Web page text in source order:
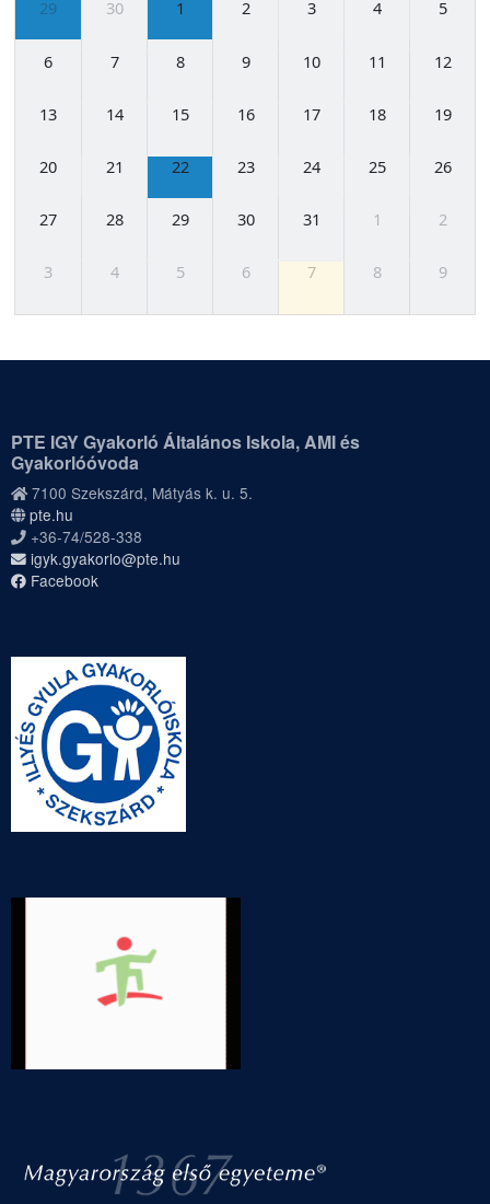
29 30 1 2 3 4 5
6 7 8 9 10 11 12
13 14 15 16 17 18 19
20 21 22 23 24 25 26
27 28 29 30 31 1 2
3 4 5 6 7 8 9
PTE IGY Gyakorló Általános Iskola, AMI és
Gyakorlóóvoda
7100 Szekszárd, Mátyás k. u. 5.
pte.hu
+36-74/528-338
igyk.gyakorlo@pte.hu
Facebook